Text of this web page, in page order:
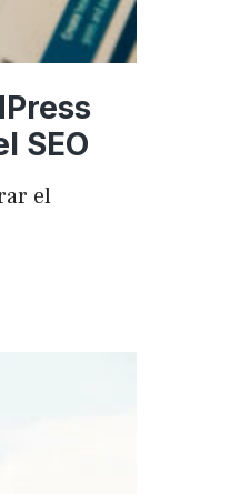
SEO
el